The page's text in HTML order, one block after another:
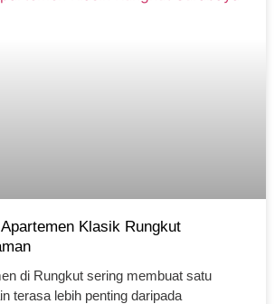
Klasik Rungkut
di Rungkut sering membuat satu
terasa lebih penting daripada